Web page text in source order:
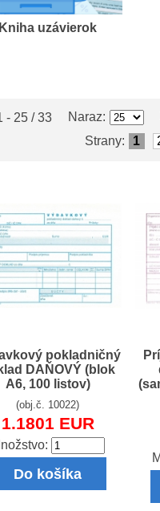
Kniha uzávierok
- 25 / 33 Naraz:
Strany:
1
pokladničný
DAŇOVÝ (blok
A6, 100 listov)
(obj.č. 10022)
1.1801 EUR
Do košíka